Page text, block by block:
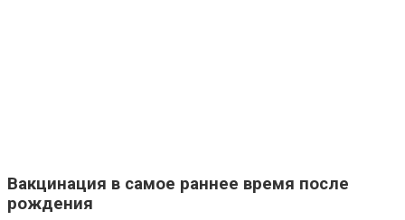
Вакцинация в самое раннее время после
рождения